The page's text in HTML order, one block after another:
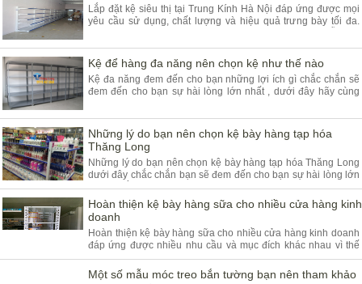
Lắp đặt kệ siêu thị tại Trung Kính Hà Nội đáp ứng được mọi
yêu cầu sử dụng, chất lượng và hiệu quả trưng bày tối đa.
Kệ để hàng đa năng nên chọn kệ như thế nào
Kệ đa năng đem đến cho bạn những lợi ích gì chắc chắn sẽ
đem đến cho bạn sự hài lòng lớn nhất , dưới đây hãy cùng
Những lý do bạn nên chọn kệ bày hàng tạp hóa
Thăng Long
Những lý do bạn nên chọn kệ bày hàng tạp hóa Thăng Long
dưới đây chắc chắn bạn sẽ đem đến cho bạn sự hài lòng lớn
nhất tin rằng bạn sẽ không thể bỏ qua.
Hoàn thiện kệ bày hàng sữa cho nhiều cửa hàng kinh
doanh
Hoàn thiện kệ bày hàng sữa cho nhiều cửa hàng kinh doanh
đáp ứng được nhiều nhu cầu và mục đích khác nhau vì thế
luôn đem đến cho quý khách hàng sự hài lòng lớn nhất.
Một số mẫu móc treo bắn tường bạn nên tham khảo